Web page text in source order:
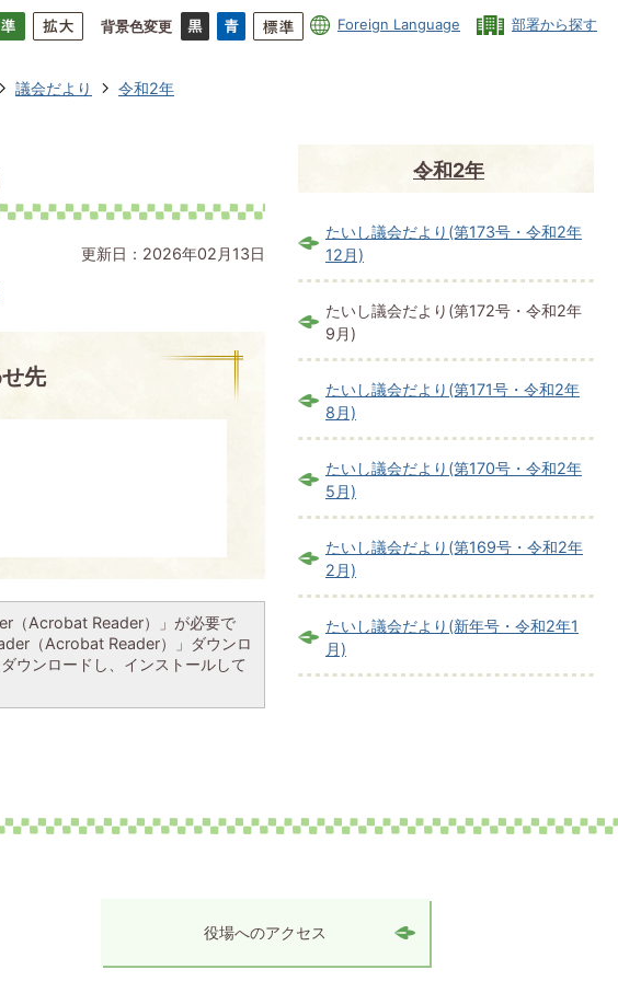
背景色変更 Foreign Language 部署から探す
議会だより
令和2年
更新日：2026年02月13日
先
（Acrobat Reader）」が必要で
（Acrobat Reader）」ダウンロ
ウンロードし、インストールして
令和2年
たいし議会だより(第173号・令和2年
12月)
たいし議会だより(第172号・令和2年
9月)
たいし議会だより(第171号・令和2年
8月)
たいし議会だより(第170号・令和2年
5月)
たいし議会だより(第169号・令和2年
2月)
たいし議会だより(新年号・令和2年1
月)
役場へのアクセス